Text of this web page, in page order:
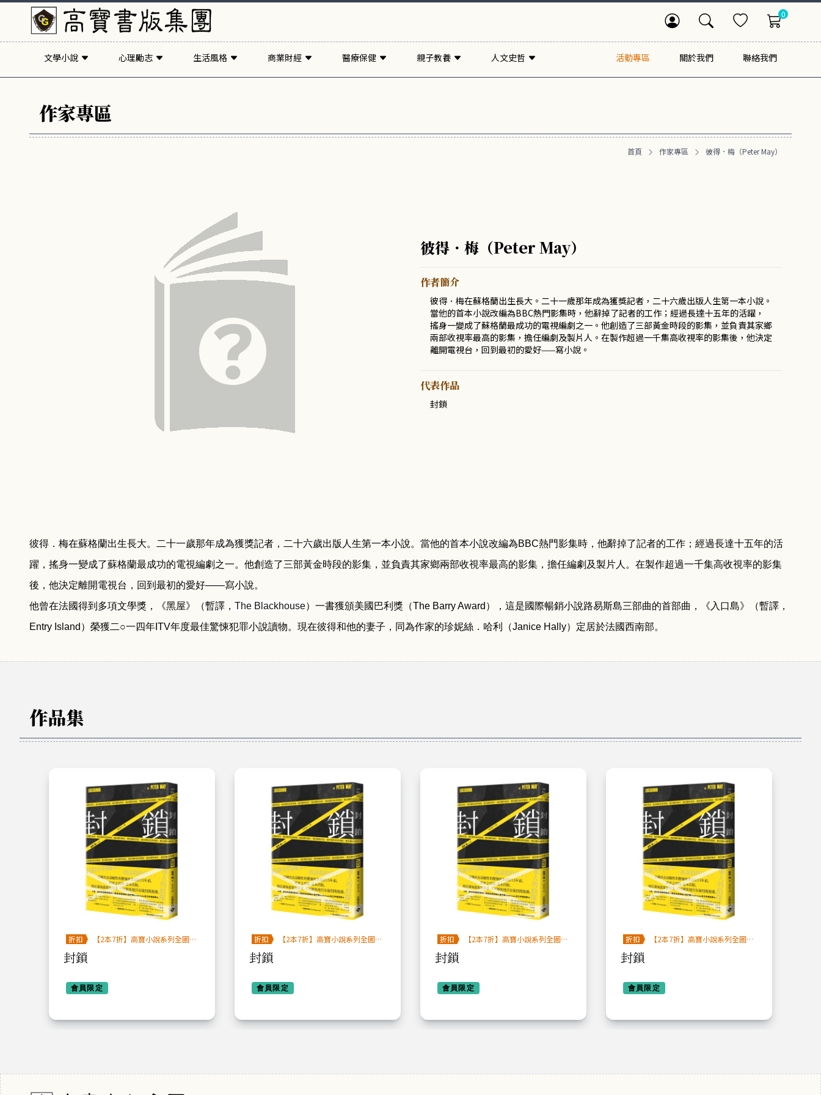
0
文學小說 心理勵志 生活風格 商業財經 醫療保健 親子教養 人文史哲 活動專區 關於我們 聯絡我們
作家專區
首頁 作家專區 彼得．梅（Peter May）
彼得．梅（Peter May）
作者簡介
彼得．梅在蘇格蘭出生長大。二十一歲那年成為獲獎記者，二十六歲出版人生第一本小說。
當他的首本小說改編為BBC熱門影集時，他辭掉了記者的工作；經過長達十五年的活躍，
搖身一變成了蘇格蘭最成功的電視編劇之一。他創造了三部黃金時段的影集，並負責其家鄉
兩部收視率最高的影集，擔任編劇及製片人。在製作超過一千集高收視率的影集後，他決定
離開電視台，回到最初的愛好——寫小說。
代表作品
封鎖
彼得．梅在蘇格蘭出生長大。二十一歲那年成為獲獎記者，二十六歲出版人生第一本小說。當他的首本小說改編為BBC熱門影集時，他辭掉了記者的工作；經過長達十五年的活
躍，搖身一變成了蘇格蘭最成功的電視編劇之一。他創造了三部黃金時段的影集，並負責其家鄉兩部收視率最高的影集，擔任編劇及製片人。在製作超過一千集高收視率的影集
後，他決定離開電視台，回到最初的愛好——寫小說。
他曾在法國得到多項文學獎，《黑屋》（暫譯， The Blackhouse）一書獲頒美國巴利獎（The Barry Award ），這是國際暢銷小說路易斯島三部曲的首部曲，《入口島》（暫譯，
Entry Island ）榮獲二○一四年ITV年度最佳驚悚犯罪小說讀物。現在彼得和他的妻子，同為作家的珍妮絲．哈利（Janice Hally）定居於法國西南部。
作品集
折扣
【2本7折】高寶小說系列全圖鑑
封鎖
會員限定
折扣
【2本7折】高寶小說系列全圖鑑
封鎖
會員限定
折扣
【2本7折】高寶小說系列全圖鑑
封鎖
會員限定
折扣
【2本7折】高寶小說系列全圖鑑
封鎖
會員限定